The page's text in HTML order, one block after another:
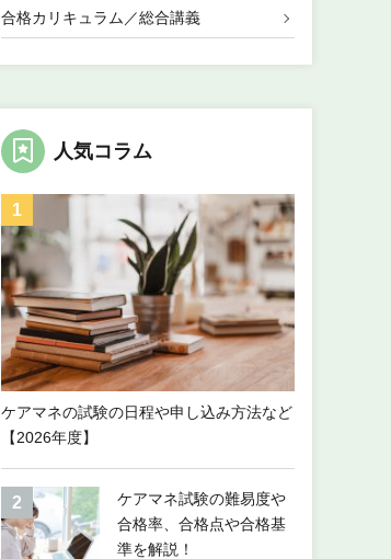
合格カリキュラム／総合講義
人気コラム
ケアマネの試験の日程や申し込み方法など
【2026年度】
ケアマネ試験の難易度や
合格率、合格点や合格基
準を解説！